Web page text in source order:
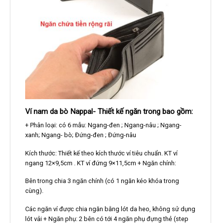
Ví nam da bò Nappal- Thiết kế ngăn trong bao gồm:
+ Phân loại: có 6 mẫu: Ngang-đen ; Ngang-nâu ; Ngang-
xanh; Ngang- bò; Đứng-đen ; Đứng-nâu
Kích thước: Thiết kế theo kích thước ví tiêu chuẩn. KT ví
ngang 12×9,5cm . KT ví đứng 9×11,5cm + Ngăn chính:
Bên trong chia 3 ngăn chính (có 1 ngăn kéo khóa trong
cùng).
Các ngăn ví được chia ngăn bằng lót da heo, không sử dụng
lót vải + Ngăn phụ: 2 bên có tới 4 ngăn phụ đựng thẻ (step